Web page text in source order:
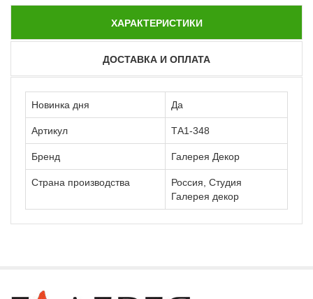
ХАРАКТЕРИСТИКИ
ДОСТАВКА И ОПЛАТА
Новинка дня Да
Артикул ТА1-348
Бренд Галерея Декор
Страна производства
Россия, Студия
Галерея декор